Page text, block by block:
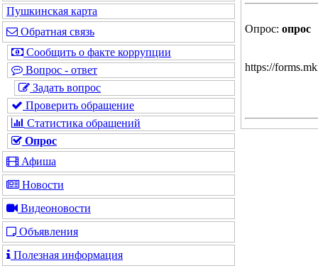
Пушкинская карта
Обратная связь
Сообщить о факте коррупции
Вопрос - ответ
Задать вопрос
Проверить обращение
Статистика обращений
Опрос
Афиша
Новости
Видеоновости
Объявления
Полезная информация
Опрос: опрос
https://